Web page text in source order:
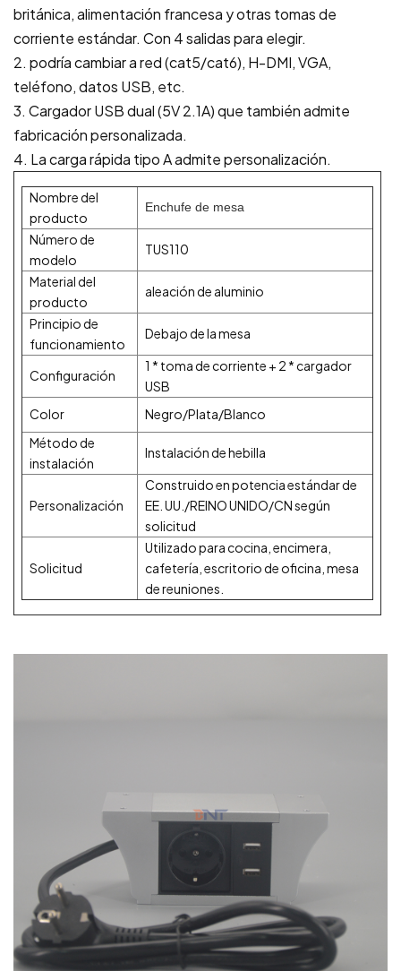
británica, alimentación francesa y otras tomas de
corriente estándar. Con 4 salidas para elegir.
2. podría cambiar a red (cat5/cat6), H-DMI, VGA,
teléfono, datos USB, etc.
3. Cargador USB dual (5V 2.1A) que también admite
fabricación personalizada.
4. La carga rápida tipo A admite personalización.
Nombre del
producto
Enchufe de mesa
Número de
modelo
TUS110
Material del
producto
aleación de aluminio
Principio de
funcionamiento
Debajo de la mesa
Configuración
1 * toma de corriente + 2 * cargador
USB
Color
Negro/Plata/Blanco
Método de
instalación
Instalación de hebilla
Personalización
Construido en potencia estándar de
EE. UU./REINO UNIDO/CN según
solicitud
Solicitud
Utilizado para cocina, encimera,
cafetería, escritorio de oficina, mesa
de reuniones.